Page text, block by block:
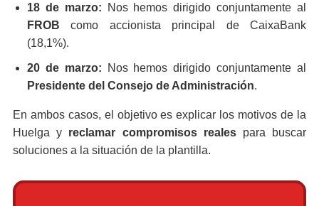
18 de marzo: Nos hemos dirigido conjuntamente al
FROB como accionista principal de CaixaBank
(18,1%).
20 de marzo: Nos hemos dirigido conjuntamente al
Presidente del Consejo de Administración.
En ambos casos, el objetivo es explicar los motivos de la
Huelga y reclamar compromisos realespara buscar
soluciones a la situación de la plantilla.